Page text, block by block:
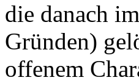
die danach
Gründen)
offenem